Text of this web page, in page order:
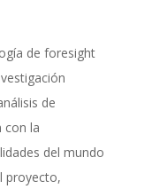
de foresight
de
con la
del mundo
proyecto,